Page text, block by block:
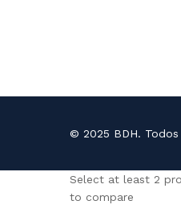
© 2025 BDH. Todos
Select at least 2
to compare